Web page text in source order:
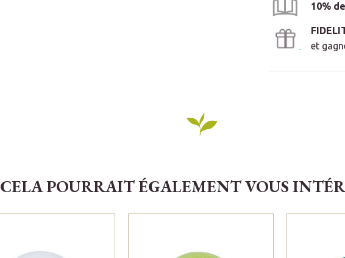
10%
et
CELA POURRAIT ÉGALEMENT VOUS